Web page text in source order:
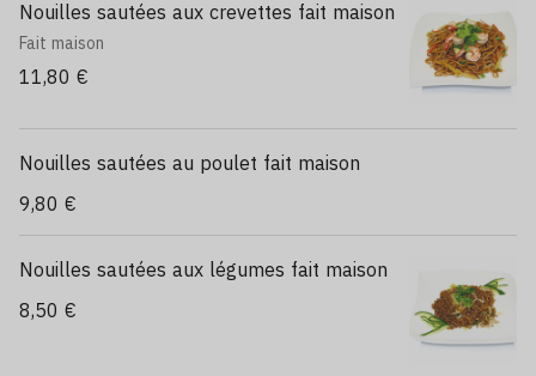
Nouilles sautées aux crevettes fait maison
Fait maison
11,80 €
Nouilles sautées au poulet fait maison
9,80 €
Nouilles sautées aux légumes fait maison
8,50 €